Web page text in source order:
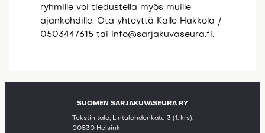
ryhmille voi tiedustella myös muille
ajankohdille. Ota yhteyttä Kalle Hakkola /
0503447615 tai info@sarjakuvaseura.fi.
SUOMEN SARJAKUVASEURA RY
Tekstin talo, Lintulahdenkatu 3 (1. krs),
00530 Helsinki